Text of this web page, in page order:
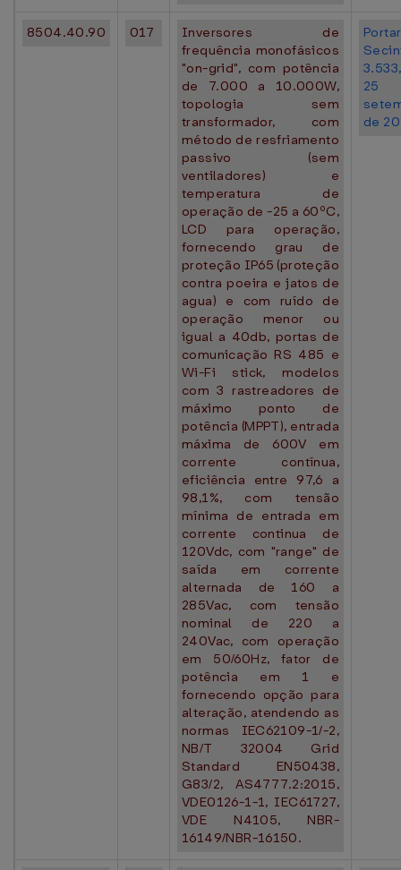
8504.40.90 017
Inversores de
frequência monofásicos
"on-grid", com potência
de 7.000 a 10.000W,
topologia sem
transformador, com
método de resfriamento
passivo (sem
ventiladores) e
temperatura de
operação de -25 a 60ºC,
LCD para operação,
fornecendo grau de
proteção IP65 (proteção
contra poeira e jatos de
agua) e com ruído de
operação menor ou
igual a 40db, portas de
comunicação RS 485 e
Wi-Fi stick, modelos
com 3 rastreadores de
máximo ponto de
potência (MPPT), entrada
máxima de 600V em
corrente contínua,
eficiência entre 97,6 a
98,1%, com tensão
mínima de entrada em
corrente continua de
120Vdc, com "range" de
saída em corrente
alternada de 160 a
285Vac, com tensão
nominal de 220 a
240Vac, com operação
em 50/60Hz, fator de
potência em 1 e
fornecendo opção para
alteração, atendendo as
normas IEC62109-1/-2,
NB/T 32004 Grid
Standard EN50438,
G83/2, AS4777.2:2015,
VDE0126-1-1, IEC61727,
VDE N4105, NBR-
16149/NBR-16150.
25
de